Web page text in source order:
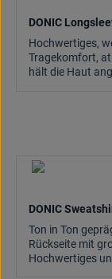
DONIC
Hochwertiges,
Tragekomfort,
hält die Haut
DONIC
Ton in Ton
Rückseite mit
Hochwertiges